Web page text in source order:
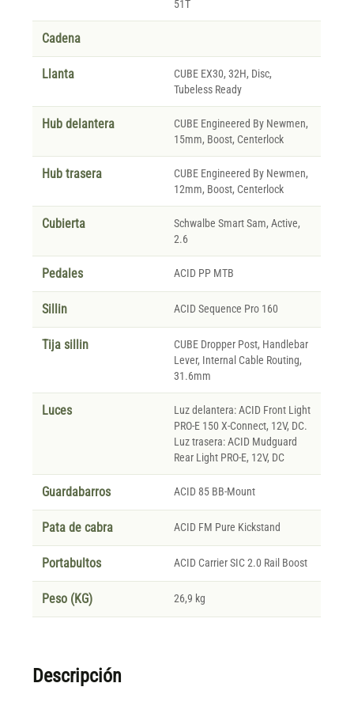
51T
Cadena
Llanta
CUBE EX30, 32H, Disc,
Tubeless Ready
Hub delantera
CUBE Engineered By Newmen,
15mm, Boost, Centerlock
Hub trasera
CUBE Engineered By Newmen,
12mm, Boost, Centerlock
Cubierta
Schwalbe Smart Sam, Active,
2.6
Pedales ACID PP MTB
Sillin ACID Sequence Pro 160
Tija sillin
CUBE Dropper Post, Handlebar
Lever, Internal Cable Routing,
31.6mm
Luces
Luz delantera: ACID Front Light
PRO-E 150 X-Connect, 12V, DC.
Luz trasera: ACID Mudguard
Rear Light PRO-E, 12V, DC
Guardabarros ACID 85 BB-Mount
Pata de cabra ACID FM Pure Kickstand
Portabultos ACID Carrier SIC 2.0 Rail Boost
Peso (KG) 26,9 kg
Descripción